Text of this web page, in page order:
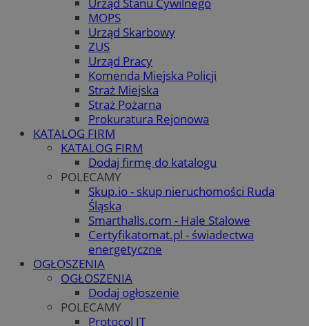
MOPS
Urząd Skarbowy
ZUS
Urząd Pracy
Komenda Miejska Policji
Straż Miejska
Straż Pożarna
Prokuratura Rejonowa
KATALOG FIRM
KATALOG FIRM
Dodaj firmę do katalogu
POLECAMY
Skup.io - skup nieruchomości Ruda
Śląska
Smarthalls.com - Hale Stalowe
Certyfikatomat.pl - świadectwa
energetyczne
OGŁOSZENIA
OGŁOSZENIA
Dodaj ogłoszenie
POLECAMY
Protocol IT